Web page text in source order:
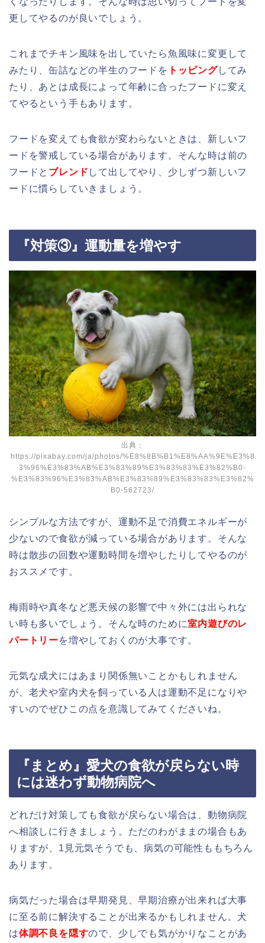
更してやるのが良いでしょう。
これまでチキン風味を出していたら魚風味に変更して
みたり、缶詰などの半生のフードを トッピングしてみ
たり、あとは成長によって年齢に合ったフードに変え
てやるという手もあります。
フードを変えても食欲が変わらないときは、新しいフ
ードを警戒している場合があります。そんな時は前の
フードと ブレンド して出してやり、少しずつ新しいフ
ードに慣らしていきましょう。
『対策③』運動量を増やす
出典：
https://pixabay.com/ja/photos/%E8%8B%B1%E8%AA%9E%E3%8
3%96%E3%83%AB%E3%83%89%E3%83%83%E3%82%B0-
%E3%83%96%E3%83%AB%E3%83%89%E3%83%83%E3%82%
B0-562723/
シンプルな方法ですが、運動不足で消費エネルギーが
少ないので食欲が減っている場合があります。そんな
時は散歩の回数や運動時間を増やしたりしてやるのが
おススメです。
梅雨時や真冬など悪天候の影響で中々外には出られな
い時も多いでしょう。そんな時のために室内遊びのレ
パートリーを増やしておくのが大事です。
元気な成犬にはあまり関係無いことかもしれません
が、老犬や室内犬を飼っている人は運動不足になりや
すいのでぜひこの点を意識してみてくださいね。
『まとめ』愛犬の食欲が戻らない時
には迷わず動物病院へ
どれだけ対策しても食欲が戻らない場合は、動物病院
へ相談しに行きましょう。ただのわがままの場合もあ
りますが、1見元気そうでも、病気の可能性ももちろん
あります。
病気だった場合は早期発見、早期治療が出来れば大事
に至る前に解決することが出来るかもしれません。犬
は体調不良を隠すので、少しでも気がかりなことがあ